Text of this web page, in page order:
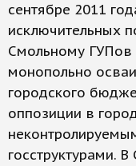
сентябре 2011
исключительных
Смольному ГУПов
монопольно
городского
оппозиции в
госструктурами.